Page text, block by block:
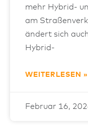
mehr Hybrid-
am
ändert sich
Hybrid-
WEITERLESEN »
Februar 16,